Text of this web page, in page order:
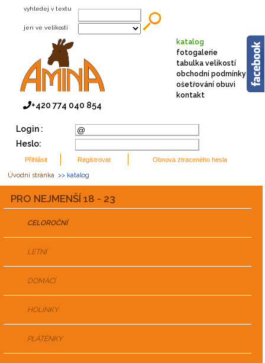
+420 774 040 854
vyhledej v textu
jen ve velikosti
Login :
Heslo:
Úvodní stránka >> katalog
katalog
fotogalerie
tabulka velikostí
obchodní podmínky
ošetřování obuvi
kontakt
PRO NEJMENŠÍ 18 - 23
CELOROČNÍ
LETNÍ
DOMÁCÍ
HOLÍNKY
PLÁTĚNKY